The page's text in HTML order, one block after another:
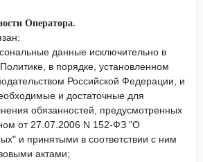
Оператора.
данные исключительно в
в порядке, установленном
Российской Федерации, и
и достаточные для
обязанностей, предусмотренных
от 27.07.2006 N 152-ФЗ "О
и принятыми в соответствии с ним
актами;